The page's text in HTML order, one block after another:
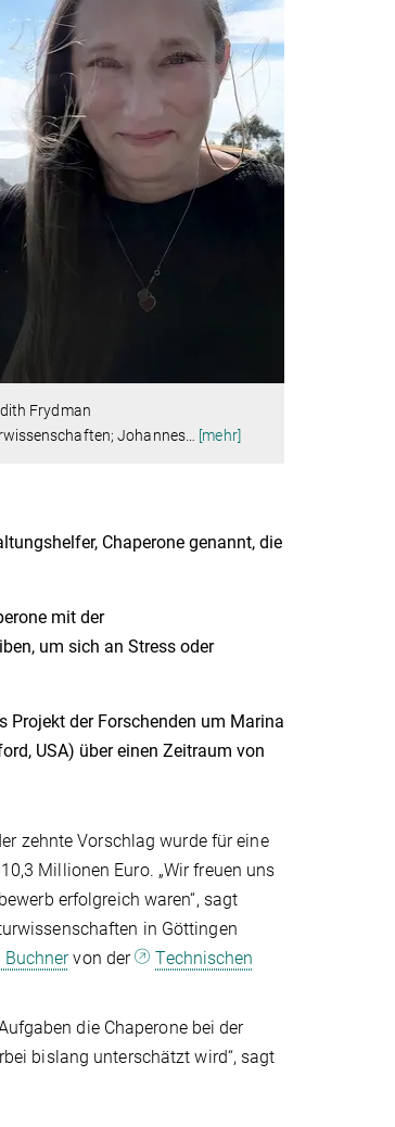
Frydman
Johannes
[mehr]
Chaperone genannt, die
mit der
um sich an Stress oder
Projekt der Forschenden um Marina
USA) über einen Zeitraum von
zehnte Vorschlag wurde für eine
Millionen Euro. „Wir freuen uns
erfolgreich waren“, sagt
in Göttingen
von der
Technischen
die Chaperone bei der
bislang unterschätzt wird“, sagt